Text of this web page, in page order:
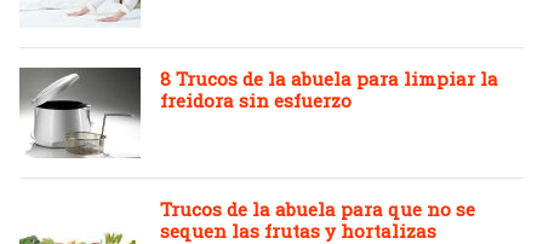
8 Trucos de la abuela para limpiar la
freidora sin esfuerzo
Trucos de la abuela para que no se
sequen las frutas y hortalizas